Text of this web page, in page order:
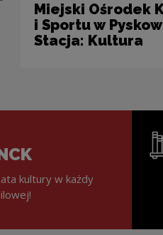
Miejski Ośrodek
i Sportu w
Stacja: Kultura
kultury w każdy